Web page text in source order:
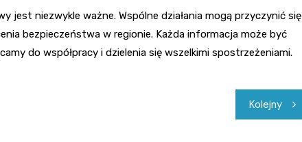
jest niezwykle ważne. Wspólne działania mogą przyczynić się
bezpieczeństwa w regionie. Każda informacja może być
do współpracy i dzielenia się wszelkimi spostrzeżeniami.
Kolejny